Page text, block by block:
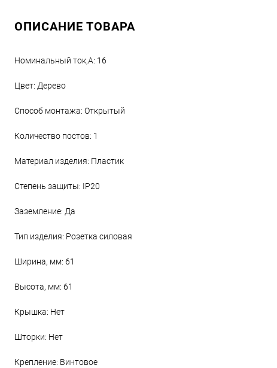
ОПИСАНИЕ ТОВАРА
Номинальный ток,А: 16
Цвет: Дерево
Способ монтажа: Открытый
Количество постов: 1
Материал изделия: Пластик
Степень защиты: IP20
Заземление: Да
Тип изделия: Розетка силовая
Ширина, мм: 61
Высота, мм: 61
Крышка: Нет
Шторки: Нет
Крепление: Винтовое